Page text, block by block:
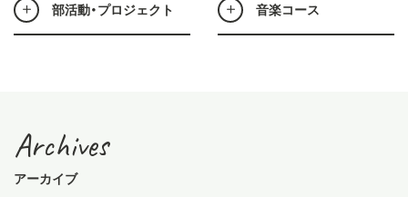
部活動・プロジェクト 音楽コース
Archives
アーカイブ